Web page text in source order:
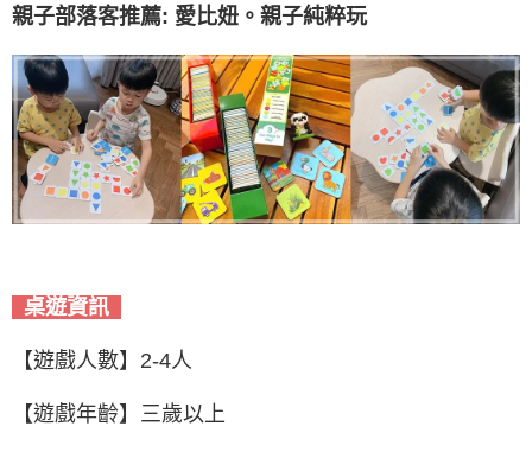
親子部落客推薦: 愛比妞。親子純粹玩
桌遊資訊
【遊戲人數】2-4人
【遊戲年齡】三歲以上